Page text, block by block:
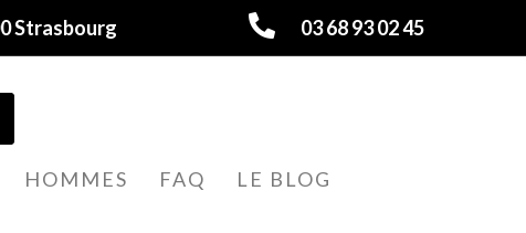
Strasbourg 03 68 93 02 45
HOMMES FAQ LE BLOG